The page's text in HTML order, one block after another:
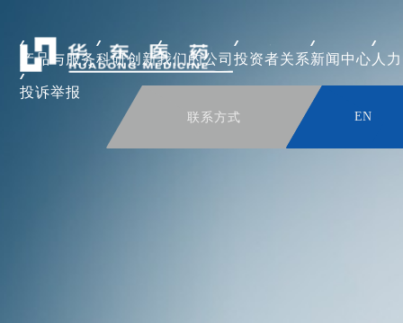
产品与服务科研创新我们的公司投资者关系新闻中心 人
投诉举报
联系方式 EN